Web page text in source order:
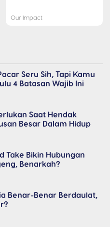
Our Impact
Seru Sih, Tapi Kamu
4 Batasan Wajib Ini
Saat Hendak
Besar Dalam Hidup
Take Bikin Hubungan
Benarkah?
Benar-Benar Berdaulat,